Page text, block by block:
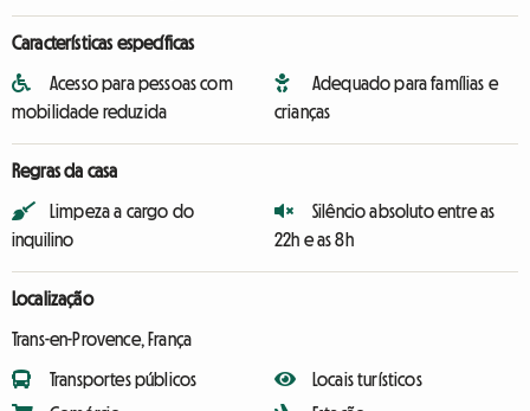
Características específicas
Acesso para pessoas com
mobilidade reduzida
Adequado para famílias e
crianças
Regras da casa
Limpeza a cargo do
inquilino
Silêncio absoluto entre as
22h e as 8h
Localização
Trans-en-Provence, França
Transportes públicos
Locais turísticos